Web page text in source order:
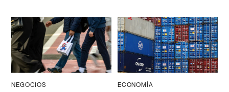
NEGOCIOS ECONOMÍA